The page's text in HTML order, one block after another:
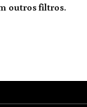
outros filtros.